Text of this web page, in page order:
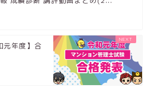
元年度】合